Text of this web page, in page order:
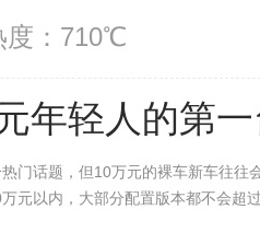
度：710℃
年轻人的第
门话题，但10万元的裸车新车往
元以内，大部分配置版本都不会超